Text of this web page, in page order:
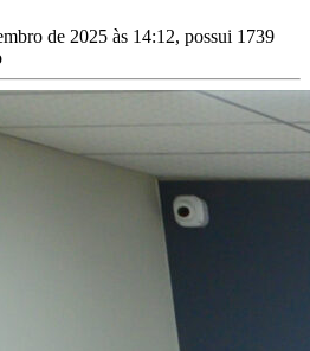
de 2025 às 14:12, possui 1739